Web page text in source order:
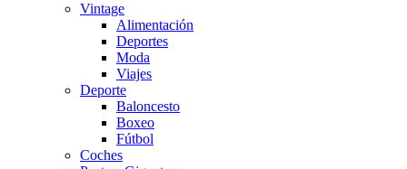
Vintage
Alimentación
Deportes
Moda
Viajes
Deporte
Baloncesto
Boxeo
Fútbol
Coches